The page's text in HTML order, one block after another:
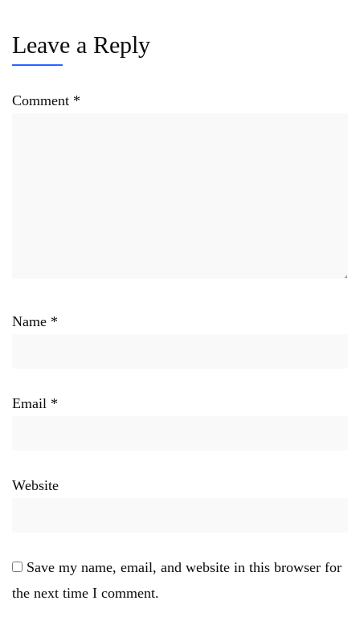
Leave a Reply
Comment *
Name *
Email *
Website
Save my name, email, and website in this browser for
the next time I comment.